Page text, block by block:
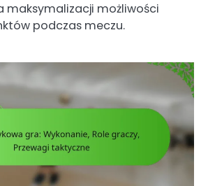
maksymalizacji możliwości
podczas meczu.